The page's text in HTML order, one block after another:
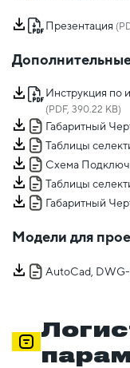
Презентация
Инструкция по
(PDF, 390.22 KB)
Габаритный
Таблицы
Схема
Таблицы
Габаритный
Модели для
AutoCad,